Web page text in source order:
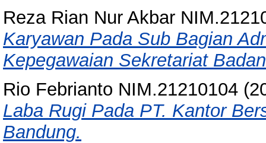
Reza Rian Nur Akbar
Karyawan Pada Sub Bagian
Kepegawaian Sekretariat
Rio Febrianto NIM.21210104
Laba Rugi Pada PT. Kantor
Bandung.